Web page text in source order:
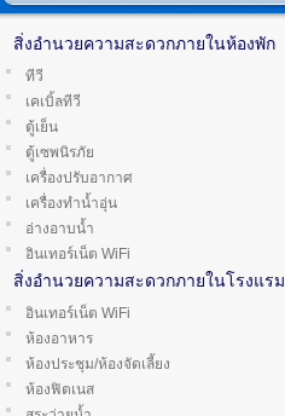
สิ่งอำนวยความสะดวกภายในห้องพัก
ทีวี
เคเบิ้ลทีวี
ตู้เย็น
ตู้เซพนิรภัย
เครื่องปรับอากาศ
เครื่องทำน้ำอุ่น
อ่างอาบน้ำ
อินเทอร์เน็ต WiFi
สิ่งอำนวยความสะดวกภายในโรงแรม
อินเทอร์เน็ต WiFi
ห้องอาหาร
ห้องประชุม/ห้องจัดเลี้ยง
ห้องฟิตเนส